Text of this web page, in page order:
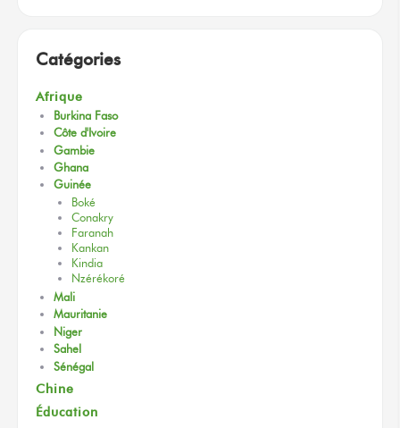
Catégories
Afrique
Burkina Faso
Côte d'Ivoire
Gambie
Ghana
Guinée
Boké
Conakry
Faranah
Kankan
Kindia
Nzérékoré
Mali
Mauritanie
Niger
Sahel
Sénégal
Chine
Éducation